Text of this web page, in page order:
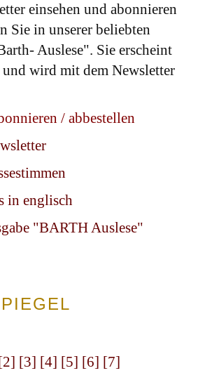
einsehen und abonnieren
Sie in unserer beliebten
Auslese". Sie erscheint
wird mit dem Newsletter
/ abbestellen
in englisch
"BARTH Auslese"
[3] [4] [5] [6] [7]